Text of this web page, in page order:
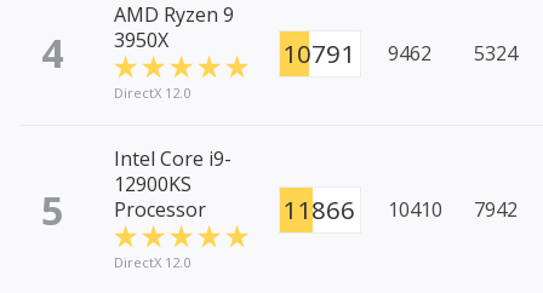
4
AMD Ryzen 9
3950X
DirectX 12.0
10791 9462 5324
5
Intel Core i9-
12900KS
Processor
DirectX 12.0
11866 10410 7942